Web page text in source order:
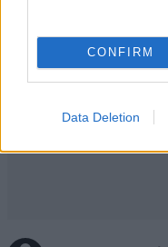
CONFIRM
Data Deletion